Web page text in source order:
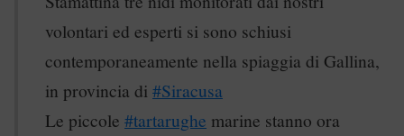
volontari ed esperti si sono schiusi
contemporaneamente nella spiaggia di Gallina,
in provincia di #Siracusa
Le piccole #tartarughe marine stanno ora